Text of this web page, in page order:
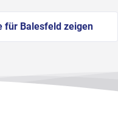
für Balesfeld zeigen